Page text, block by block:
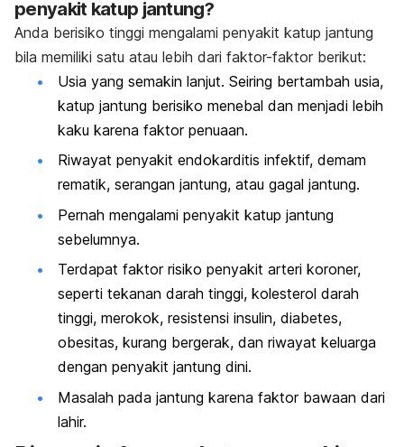
penyakit katup jantung?
Anda berisiko tinggi mengalami penyakit katup jantung
bila memiliki satu atau lebih dari faktor-faktor berikut:
Usia yang semakin lanjut. Seiring bertambah usia,
katup jantung berisiko menebal dan menjadi lebih
kaku karena faktor penuaan.
Riwayat penyakit endokarditis infektif, demam
rematik, serangan jantung, atau gagal jantung.
Pernah mengalami penyakit katup jantung
sebelumnya.
Terdapat faktor risiko penyakit arteri koroner,
seperti tekanan darah tinggi, kolesterol darah
tinggi, merokok, resistensi insulin, diabetes,
obesitas, kurang bergerak, dan riwayat keluarga
dengan penyakit jantung dini.
Masalah pada jantung karena faktor bawaan dari
lahir.